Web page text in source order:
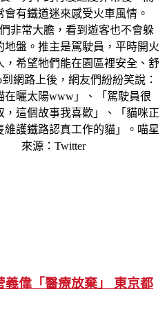
會有鐵道迷來感受火車風情。
非常大膽，看到遊客也不會躲
盤。推主是駕駛員，平時開火
希望牠們能在園區裡安全、舒
網路上後，網友們紛紛笑說：
在曬太陽www」、「駕駛員很
這個故事我喜歡」、「貓咪正
護鐵路認真工作的貓」。喵星
來源：Twitter
義偉「醫療放棄」 東京都